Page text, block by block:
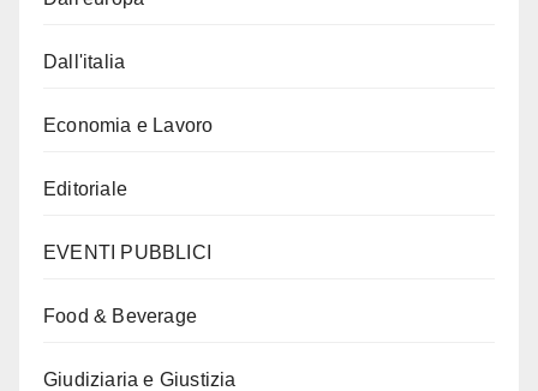
Dall'italia
Economia e Lavoro
Editoriale
EVENTI PUBBLICI
Food & Beverage
Giudiziaria e Giustizia